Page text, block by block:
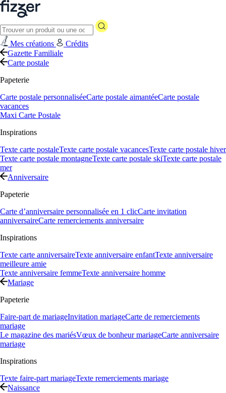
Mes créations
Crédits
Gazette Familiale
Carte postale
Papeterie
Carte postale personnaliséeCarte postale aimantéeCarte postale
vacances
Maxi Carte Postale
Inspirations
Texte carte postaleTexte carte postale vacancesTexte carte postale hiver
Texte carte postale montagneTexte carte postale skiTexte carte postale
mer
Anniversaire
Papeterie
Carte d’anniversaire personnalisée en 1 clicCarte invitation
anniversaireCarte remerciements anniversaire
Inspirations
Texte carte anniversaireTexte anniversaire enfantTexte anniversaire
meilleure amie
Texte anniversaire femmeTexte anniversaire homme
Mariage
Papeterie
Faire-part de mariageInvitation mariageCarte de remerciements
mariage
Le magazine des mariésVœux de bonheur mariageCarte anniversaire
mariage
Inspirations
Texte faire-part mariageTexte remerciements mariage
Naissance